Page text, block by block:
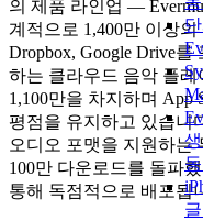
의 제품 라인업 —
계적으로 1,400만 이상
Dropbox, Google Drive
하는 클라우드 음악 플레
1,100만을 차지하며 App
평점을 유지하고 있습니
오디오 포맷을 지원하는
100만 다운로드를 돌파
통해 독점적으로 배포됩